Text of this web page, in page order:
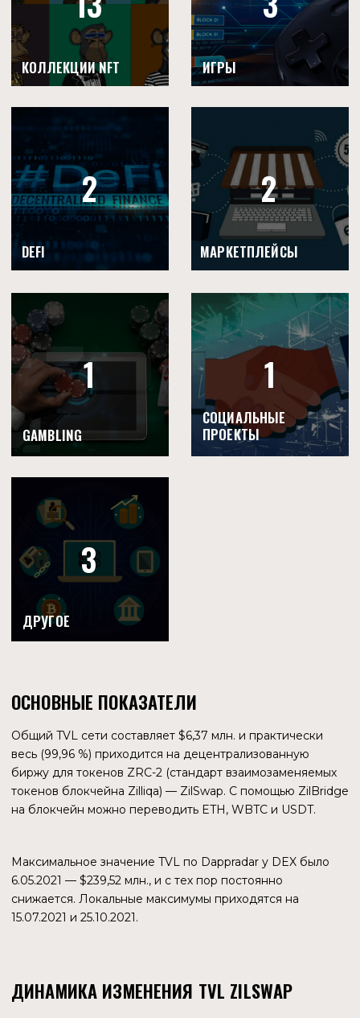
представителя DAO, его запуск планировался еще на
первый квартал 2022 года. Но кошелек все еще
находится на стадии «coming soon». Судя по
комментариям в Твиттере, запуск переносился уже не
раз.
Компания помогает инфлюенсерам выпускать
METAPOLIS
MaaS (Metaverse-as-a-Service), в которую планируется
внедрить технологии дополненной реальности. Судя по
всему, на этот проект команда делает большую ставку. Он
достаточно активно продвигается в сообществе, что уже
принесло краткосрочные результаты. 2 апреля 2022 года в
Майами Metapolis был представлен более чем 500
влиятельным лицам, в том числе институциональным
инвесторам. На новостях, предваряющих это событие,
токен ZIL показал локальный рост в 3,8 раза.
Проект разрабатывается в среде Unity на игровом
Для пользователей будет реализована бесшовная
Будут реализованы политики для «обеспечения
высочайшего уровня безопасности», в том числе
KYC, что означает сильную централизацию и
контроль
В сети зарегистрирован 91 создатель контента с общей
базой подписчиков 426,3 млн. человек. Судя по
проводнику, в сети активности пока нет, у токенов
создателей цены не указаны. Тем не менее, у XCAD 182
тыс. фолловеров в Твиттере и он пытается реализовать
новую концепцию — Watch2Earn.
проект Prometeus Network. Но судя по неработающему
домену и умершему аккаунту в Твиттер, у него не
получилось. С другой стороны, блокчейн Chiliz прекрасно
развивается на этом рынке.